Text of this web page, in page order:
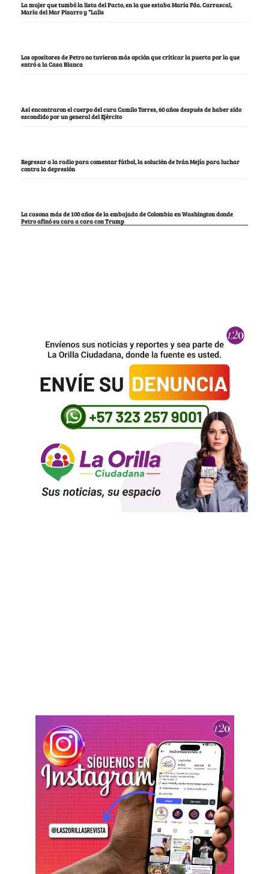
La mujer que tumbó la lista del Pacto, en la que estaba María Fda. Carrascal,
María del Mar Pizarro y “Lalis
Los opositores de Petro no tuvieron más opción que criticar la puerta por la que
entró a la Casa Blanca
Así encontraron el cuerpo del cura Camilo Torres, 60 años después de haber sido
escondido por un general del Ejército
Regresar a la radio para comentar fútbol, la solución de Iván Mejía para luchar
contra la depresión
La casona más de 100 años de la embajada de Colombia en Washington donde
Petro afinó su cara a cara con Trump